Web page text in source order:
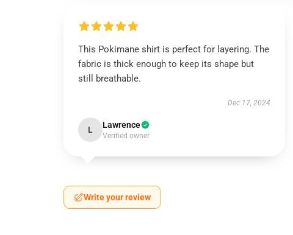
This Pokimane shirt is perfect for layering. The
fabric is thick enough to keep its shape but
still breathable.
Dec 17, 2024
L Lawrence
Verified owner
Write your review